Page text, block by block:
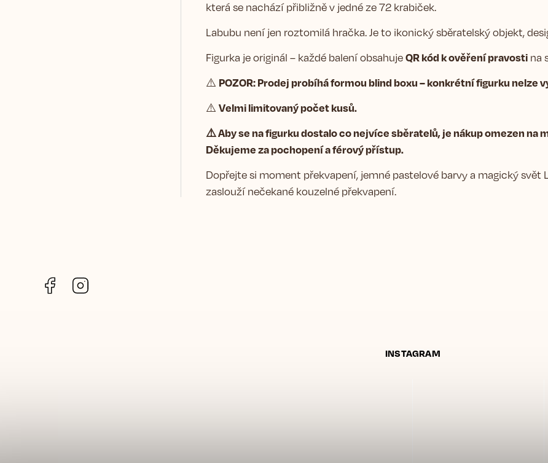
která se nachází přibližně v jedné ze 72 krabiček.
Labubu není jen roztomilá hračka. Je to ikonický sběratelský objekt,
Figurka je originál – každé balení obsahujeQR kód k ověření pravosti na
⚠️ POZOR: Prodej probíhá formou blind boxu – konkrétní figurku nelze
⚠️ Velmi limitovaný počet kusů.
⚠️ Aby se na figurku dostalo co nejvíce sběratelů, je nákup omezen na
Děkujeme za pochopení a férový přístup.
Dopřejte si moment překvapení, jemné pastelové barvy a magický svět
zaslouží nečekané kouzelné překvapení.
Facebook
INSTAGRAM